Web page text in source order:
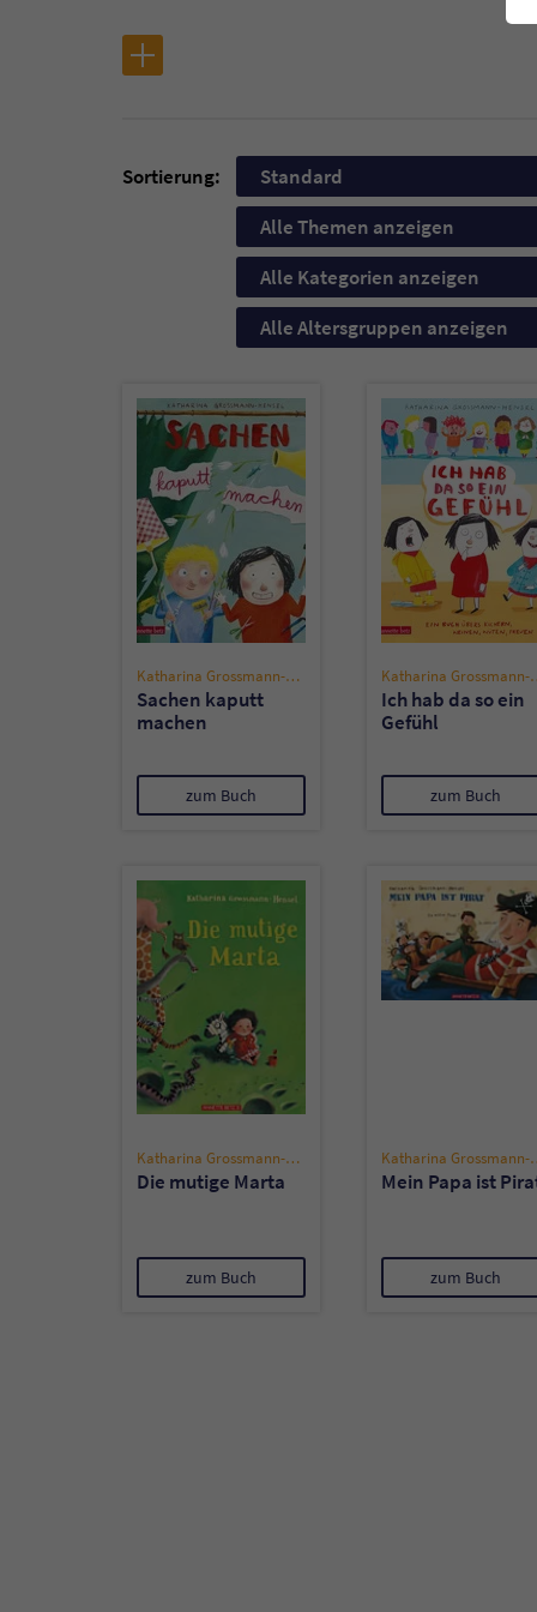
Sortierung:
Standard
Alle Themen anzeigen
Alle Kategorien anzeigen
Alle Altersgruppen anzeigen
Katharina Grossmann-Hensel
Sachen kaputt
machen
zum Buch
Ich hab da so ein
Gefühl
zum Buch
Katharina Grossmann-Hensel
Die mutige Marta
zum Buch
Mein Papa ist
zum Buch